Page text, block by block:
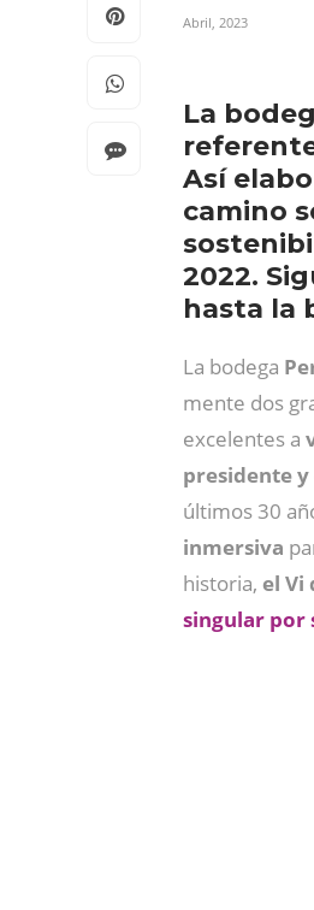
Abril, 2023
La
Así
camino
2022.
hasta la
La bodega
mente dos
excelentes a
presidente
últimos 30
inmersiva
historia, el Vi
singular por